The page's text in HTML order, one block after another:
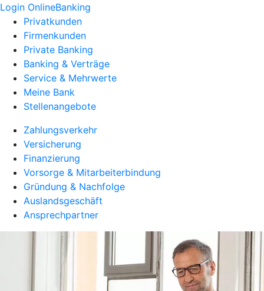
Login OnlineBanking
Privatkunden
Firmenkunden
Private Banking
Banking & Verträge
Service & Mehrwerte
Meine Bank
Stellenangebote
Zahlungsverkehr
Versicherung
Finanzierung
Vorsorge & Mitarbeiterbindung
Gründung & Nachfolge
Auslandsgeschäft
Ansprechpartner